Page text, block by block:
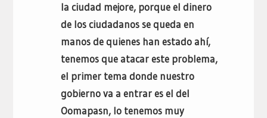
la ciudad mejore, porque el dinero
de los ciudadanos se queda en
manos de quienes han estado ahí,
tenemos que atacar este problema,
el primer tema donde nuestro
gobierno va a entrar es el del
Oomapasn, lo tenemos muy